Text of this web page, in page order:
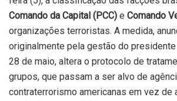
Comando da Capital (PCC) e Comando
organizações terroristas. A medida,
originalmente pela gestão do presidente
28 de maio, altera o protocolo de
grupos, que passam a ser alvo de
contraterrorismo americanas em vez de